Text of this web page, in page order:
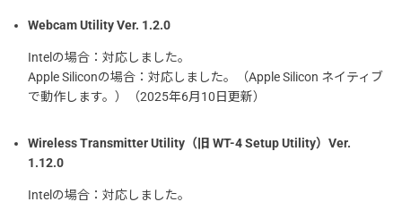
Webcam Utility Ver. 1.2.0
Intelの場合：対応しました。
Apple Siliconの場合：対応しました。（Apple Silicon ネイティブ
で動作します。）（2025年6月10日更新）
Wireless Transmitter Utility（旧 WT-4 Setup Utility）Ver.
1.12.0
Intelの場合：対応しました。